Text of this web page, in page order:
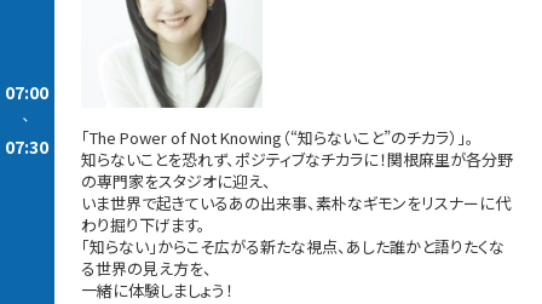
07:00
-
07:30
「The Power of Not Knowing（“知らないこと”のチカラ）」。
知らないことを恐れず、ポジティブなチカラに！関根麻里が各分野
の専門家をスタジオに迎え、
いま世界で起きているあの出来事、素朴なギモンをリスナーに代
わり掘り下げます。
「知らない」からこそ広がる新たな視点、あした誰かと語りたくな
る世界の見え方を、
一緒に体験しましょう！